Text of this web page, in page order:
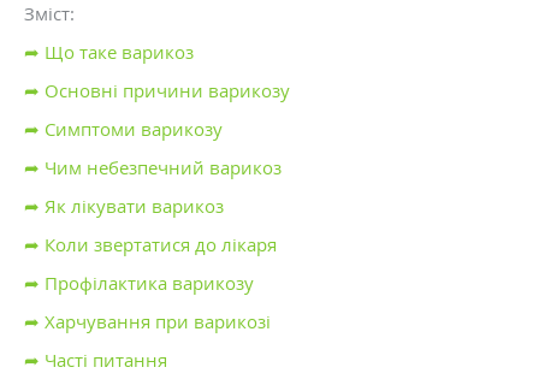
Зміст:
➦ Що таке варикоз
➦ Основні причини варикозу
➦ Симптоми варикозу
➦ Чим небезпечний варикоз
➦ Як лікувати варикоз
➦ Коли звертатися до лікаря
➦ Профілактика варикозу
➦ Харчування при варикозі
➦ Часті питання